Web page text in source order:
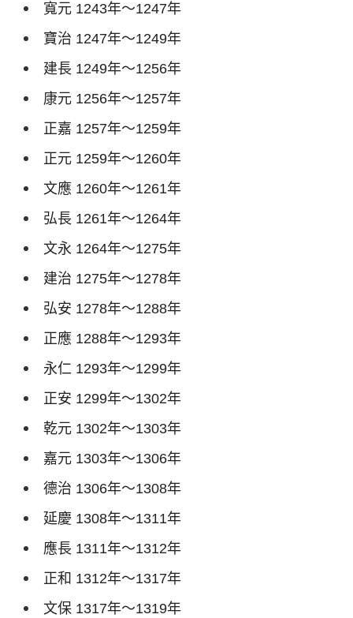
寬元 1243年～1247年
寶治 1247年～1249年
建長 1249年～1256年
康元 1256年～1257年
正嘉 1257年～1259年
正元 1259年～1260年
文應 1260年～1261年
弘長 1261年～1264年
文永 1264年～1275年
建治 1275年～1278年
弘安 1278年～1288年
正應 1288年～1293年
永仁 1293年～1299年
正安 1299年～1302年
乾元 1302年～1303年
嘉元 1303年～1306年
德治 1306年～1308年
延慶 1308年～1311年
應長 1311年～1312年
正和 1312年～1317年
文保 1317年～1319年